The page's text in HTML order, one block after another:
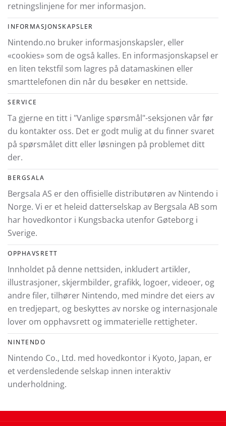
retningslinjene for mer informasjon.
INFORMASJONSKAPSLER
Nintendo.no bruker informasjonskapsler, eller
«cookies» som de også kalles. En informasjonskapsel er
en liten tekstfil som lagres på datamaskinen eller
smarttelefonen din når du besøker en nettside.
SERVICE
Ta gjerne en titt i "Vanlige spørsmål"-seksjonen vår før
du kontakter oss. Det er godt mulig at du finner svaret
på spørsmålet ditt eller løsningen på problemet ditt
der.
BERGSALA
Bergsala AS er den offisielle distributøren av Nintendo i
Norge. Vi er et heleid datterselskap av Bergsala AB som
har hovedkontor i Kungsbacka utenfor Gøteborg i
Sverige.
OPPHAVSRETT
Innholdet på denne nettsiden, inkludert artikler,
illustrasjoner, skjermbilder, grafikk, logoer, videoer, og
andre filer, tilhører Nintendo, med mindre det eiers av
en tredjepart, og beskyttes av norske og internasjonale
lover om opphavsrett og immaterielle rettigheter.
NINTENDO
Nintendo Co., Ltd. med hovedkontor i Kyoto, Japan, er
et verdensledende selskap innen interaktiv
underholdning.